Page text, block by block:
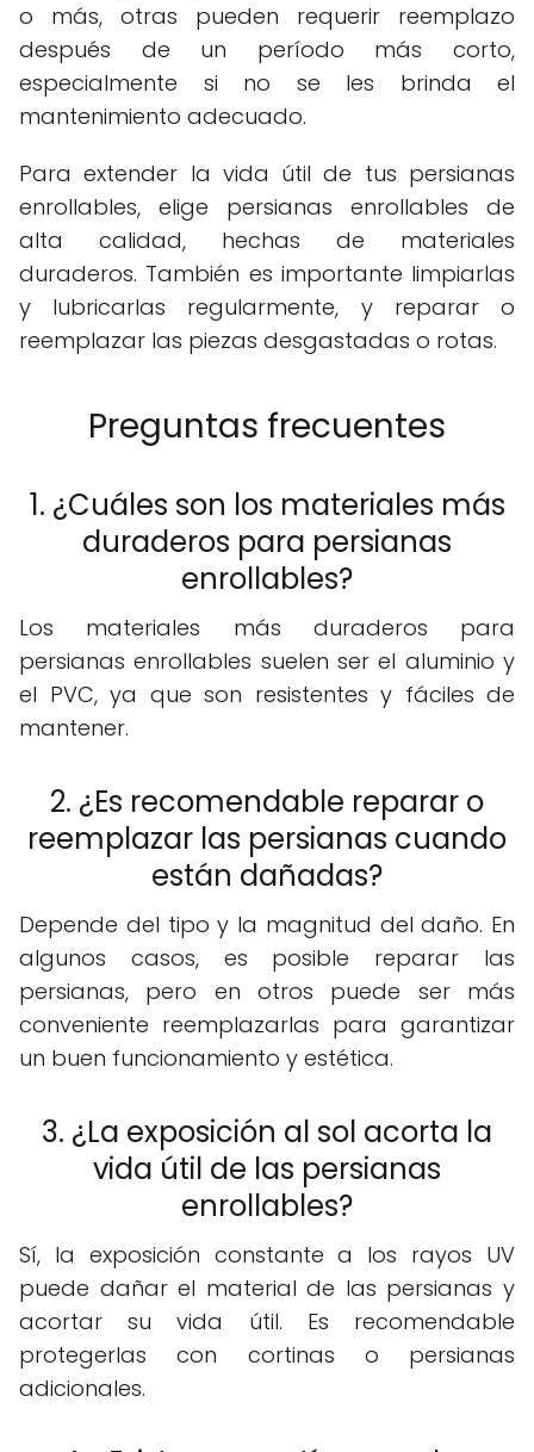
o más, otras pueden requerir reemplazo
después de un período más corto,
especialmente si no se les brinda el
mantenimiento adecuado.
Para extender la vida útil de tus persianas
enrollables, elige persianas enrollables de
alta calidad, hechas de materiales
duraderos. También es importante limpiarlas
y lubricarlas regularmente, y reparar o
reemplazar las piezas desgastadas o rotas.
Preguntas frecuentes
1. ¿Cuáles son los materiales más
duraderos para persianas
enrollables?
Los materiales más duraderos para
persianas enrollables suelen ser el aluminio y
el PVC, ya que son resistentes y fáciles de
mantener.
2. ¿Es recomendable reparar o
reemplazar las persianas cuando
están dañadas?
Depende del tipo y la magnitud del daño. En
algunos casos, es posible reparar las
persianas, pero en otros puede ser más
conveniente reemplazarlas para garantizar
un buen funcionamiento y estética.
3. ¿La exposición al sol acorta la
vida útil de las persianas
enrollables?
Sí, la exposición constante a los rayos UV
puede dañar el material de las persianas y
acortar su vida útil. Es recomendable
protegerlas con cortinas o persianas
adicionales.